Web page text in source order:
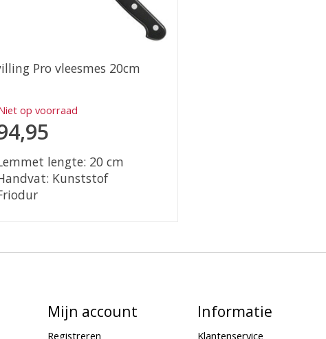
Pro vleesmes 20cm
op voorraad
lengte: 20 cm
Kunststof
Mijn account
Registreren
Informatie
Klantenservice